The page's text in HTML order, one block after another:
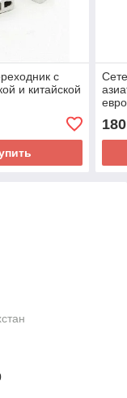
с
и китайской
белый
180